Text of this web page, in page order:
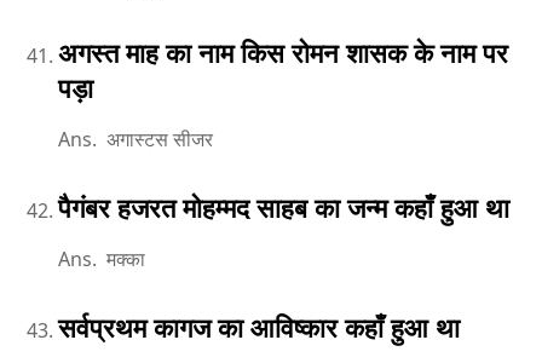
अगस्त माह का नाम किस रोमन शासक के नाम पर
पड़ा
Ans. अगास्टस सीजर
पैगंबर हजरत मोहम्मद साहब का जन्म कहाँ हुआ था
Ans. मक्का
सर्वप्रथम कागज का आविष्कार कहाँ हुआ था